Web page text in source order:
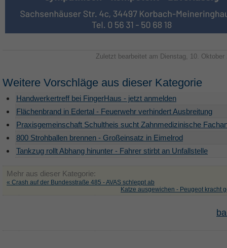
Zuletzt bearbeitet am Dienstag, 10. Oktober
Weitere Vorschläge aus dieser Kategorie
Handwerkertreff bei FingerHaus - jetzt anmelden
Flächenbrand in Edertal - Feuerwehr verhindert Ausbreitung
Praxisgemeinschaft Schultheis sucht Zahnmedizinische
800 Strohballen brennen - Großeinsatz in Eimelrod
Tankzug rollt Abhang hinunter - Fahrer stirbt an Unfallstelle
Mehr aus dieser Kategorie:
« Crash auf der Bundesstraße 485 - AVAS schleppt ab
Katze ausgewichen - Peugeot kracht